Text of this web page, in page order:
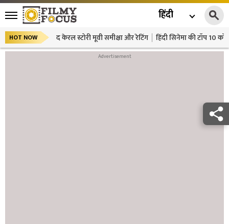
हिंदी
HOT NOW द केरल स्टोरी मूवी समीक्षा और रेटिंग हिंदी सिनेमा की टॉप 10